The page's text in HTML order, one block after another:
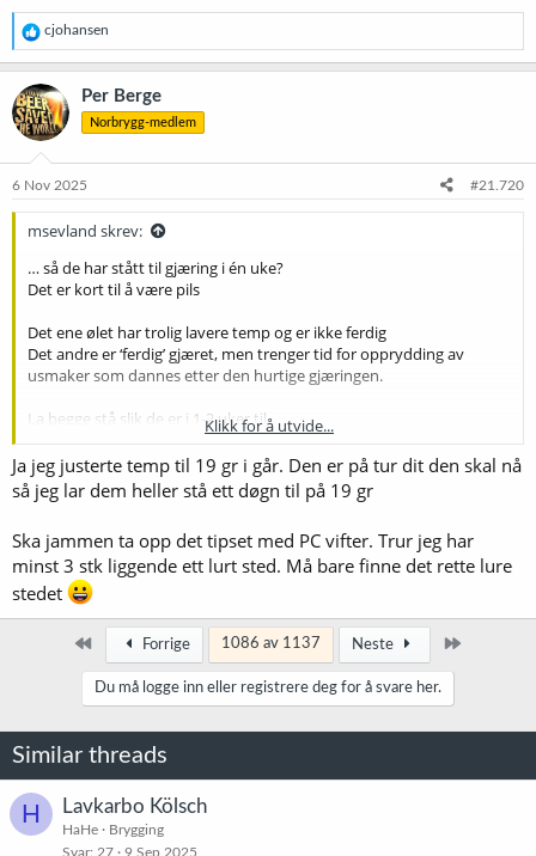
R
e
a
k
s
j
o
e
cjohansen
Per Berge
Norbrygg-medlem
6 Nov 2025 #21.720
msevland skrev:
… så de har stått til gjæring i én uke?
Det er kort til å være pils
Det ene ølet har trolig lavere temp og er ikke ferdig
Det andre er ‘ferdig’ gjæret, men trenger tid for opprydding av
usmaker som dannes etter den hurtige gjæringen.
La begge stå slik de er i 1-2 uker til.
Ingen grunn til å gjøre tiltak ut over mer tid.
Når jeg tidligere gjærer to kar, borret jeg to hull til pc-vifter i plata
det stod på. De blåste hver sin veg for sirkulasjon. Det hjelper, men
siden over til en 50L for store batcher.
Klikk for å utvide...
Ja jeg justerte temp til 19 gr i går. Den er på tur dit den skal nå
så jeg lar dem heller stå ett døgn til på 19 gr
Ska jammen ta opp det tipset med PC vifter. Trur jeg har
minst 3 stk liggende ett lurt sted. Må bare finne det rette lure
stedet
Først Forrige 1086 av 1137 Neste
Du må logge inn eller registrere deg for å svare her.
Similar threads
H Lavkarbo Kölsch
HaHe
Brygging
Svar 27 9 Sep 2025